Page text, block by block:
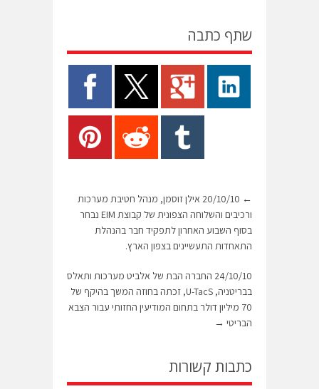
שתף כתבה
←
20/10/10 אילן זוסמן, מנהל חטיבת מערכות
ורכיבים והשלוחה הצפונית של קבוצת EIM נבחר
בסוף השבוע האחרון לתפקיד חבר בהנהלת
התאחדות התעשיינים בצפון הארץ.
24/10/10 החברה הבת של אלביט מערכות ותאלס
בבריטניה, U-TacS, זכתה בחוזה המשך בהיקף של
70 מיליון דולר בתחום המודיעין החזותי עבור הצבא
הבריטי →
כתבות קשורות